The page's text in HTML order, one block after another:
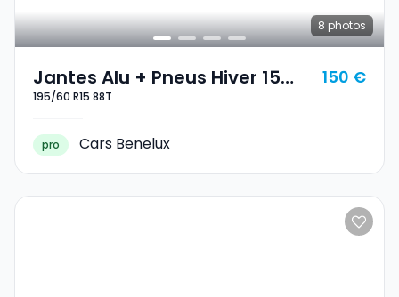
8 photos
Jantes Alu + Pneus Hiver 15
195/60 R15 88T
195/60 R15 88T
150 €
pro Cars Benelux